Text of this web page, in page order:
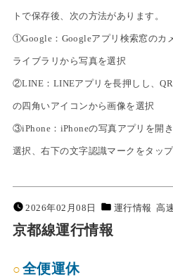
トで保存後、次の方法があります。
①Google：Googleアプリ検索窓のカ
ライブラリから写真を選択
②LINE：LINEアプリを長押しし、
の四角いアイコンから画像を選択
③iPhone：iPhoneの写真アプリを開
選択、右下の文字認識マークをタッ
2026年02月08日 運行情報 高
京都線運行情報
全便運休